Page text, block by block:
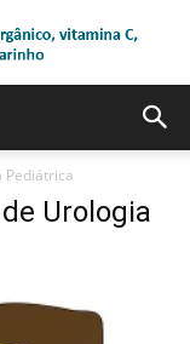
Pediátrica
Urologia